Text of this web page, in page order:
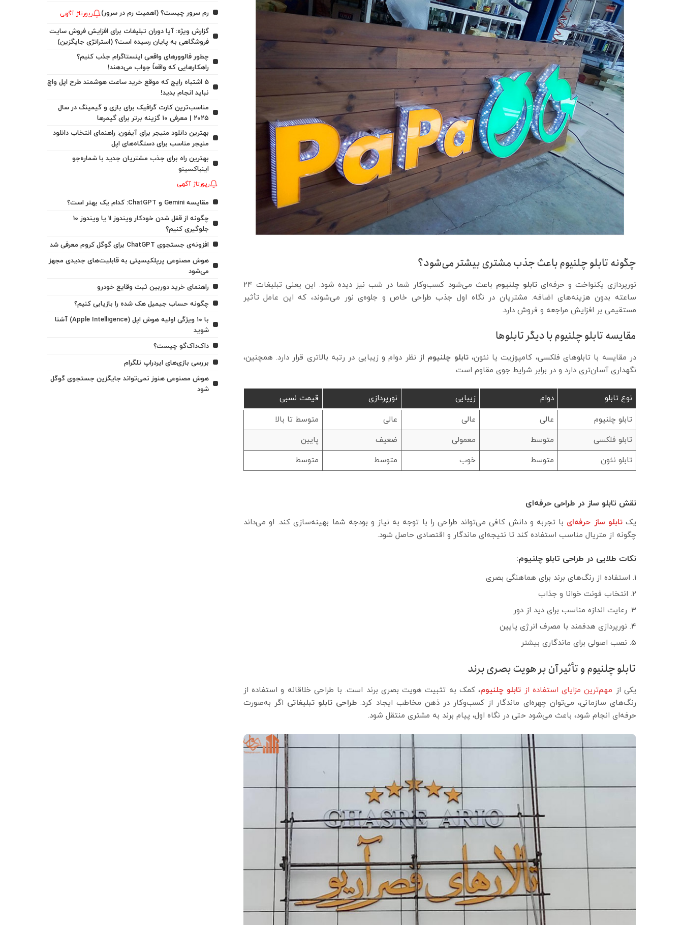
چگونه تابلو چلنیوم باعث جذب مشتری بیشتر می‌شود؟
نورپردازی یکنواخت و حرفه‌ایتابلو چلنیوم
باعث می‌شود کسب‌وکار شما در شب نیز دیده شود. این یعنی تبلیغات ۲۴
ساعته بدون هزینه‌های اضافه. مشتریان در نگاه اول جذب طراحی خاص و جلوه‌ی نور می‌شوند، که این عامل تأثیر
مستقیمی بر افزایش مراجعه و فروش دارد.
مقایسه تابلو چلنیوم با دیگر تابلوها
در مقایسه با تابلوهای فلکسی، کامپوزیت یا نئون،تابلو چلنیوم از نظر دوام و زیبایی در رتبه بالاتری قرار دارد. همچنین،
نگهداری آسان‌تری دارد و در برابر شرایط جوی مقاوم است.
نوع تابلو دوام زیبایی نورپردازی
قیمت نسبی
تابلو چلنیوم
عالی عالی عالی
متوسط تا بالا
تابلو فلکسی
متوسط معمولی ضعیف
پایین
تابلو نئون
متوسط خوب متوسط متوسط
نقش تابلو ساز در طراحی حرفه‌ای
یکتابلو ساز حرفه‌ای با تجربه و دانش کافی می‌تواند طراحی را با توجه به نیاز و بودجه شما بهینه‌سازی کند. او می‌داند
چگونه از متریال مناسب استفاده کند تا نتیجه‌ای ماندگار و اقتصادی حاصل شود.
نکات طلایی در طراحی تابلو چلنیوم:
استفاده از رنگ‌های برند برای هماهنگی بصری
انتخاب فونت خوانا و جذاب
رعایت اندازه مناسب برای دید از دور
نورپردازی هدفمند با مصرف انرژی پایین
نصب اصولی برای ماندگاری بیشتر
تابلو چلنیوم و تأثیر آن بر هویت بصری برند
یکی از مهم‌ترین مزایای استفاده از تابلو چلنیوم، کمک به تثبیت هویت بصری برند است. با طراحی خلاقانه و استفاده از
رنگ‌های سازمانی، می‌توان چهره‌ای ماندگار از کسب‌وکار در ذهن مخاطب ایجاد کرد. طراحی تابلو تبلیغاتی اگر به‌صورت
حرفه‌ای انجام شود، باعث می‌شود حتی در نگاه اول، پیام برند به مشتری منتقل شود.
رم سرور چیست؟ (اهمیت رم در سرور) رپورتاژ آگهی
گزارش ویژه: آیا دوران تبلیغات برای افزایش فروش سایت
فروشگاهی به پایان رسیده است؟ (استراتژی جایگزین)
چطور فالوورهای واقعی اینستاگرام جذب کنیم؟
راهکارهایی که واقعاً جواب می‌دهند!
5 اشتباه رایج که موقع خرید ساعت هوشمند طرح اپل واچ
نباید انجام بدید!
مناسب‌ترین کارت گرافیک برای بازی و گیمینگ در سال
۲۰۲۵ | معرفی ۱۰ گزینه برتر برای گیمرها
بهترین دانلود منیجر برای آیفون: راهنمای انتخاب دانلود
منیجر مناسب برای دستگاه‌های اپل
بهترین راه برای جذب مشتریان جدید با شماره‌جو
اینباکسینو
رپورتاژ آگهی
مقایسه Gemini و ChatGPT: کدام یک بهتر است؟
چگونه از قفل شدن خودکار ویندوز 11 یا ویندوز 10
جلوگیری کنیم؟
افزونه‌ی جستجوی ChatGPT برای گوگل کروم معرفی شد
هوش مصنوعی پرپلکیسیتی به قابلیت‌های جدیدی مجهز
می‌شود
راهنمای خرید دوربین ثبت وقایع خودرو
چگونه حساب جیمیل هک شده را بازیابی کنیم؟
با ۱۰ ویژگی اولیه هوش اپل (Apple Intelligence) آشنا
شوید
داک‌داک‌گو چیست؟
بررسی بازی‌های ایردراپ تلگرام
هوش مصنوعی هنوز نمی‌تواند جایگزین جستجوی گوگل
شود